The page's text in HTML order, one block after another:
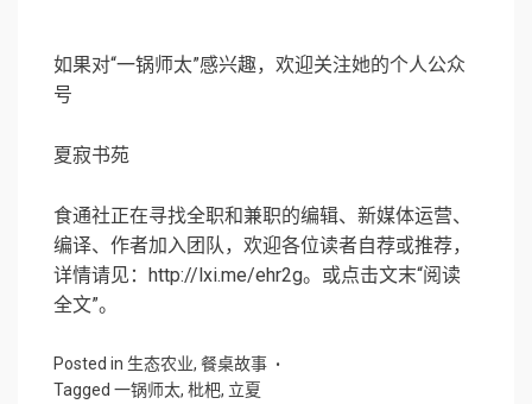
如果对“一锅师太”感兴趣，欢迎关注她的个人公众
号
夏寂书苑
食通社正在寻找全职和兼职的编辑、新媒体运营、
编译、作者加入团队，欢迎各位读者自荐或推荐，
详情请见：http://lxi.me/ehr2g。或点击文末“阅读
全文”。
Posted in 生态农业, 餐桌故事
Tagged 一锅师太, 枇杷, 立夏